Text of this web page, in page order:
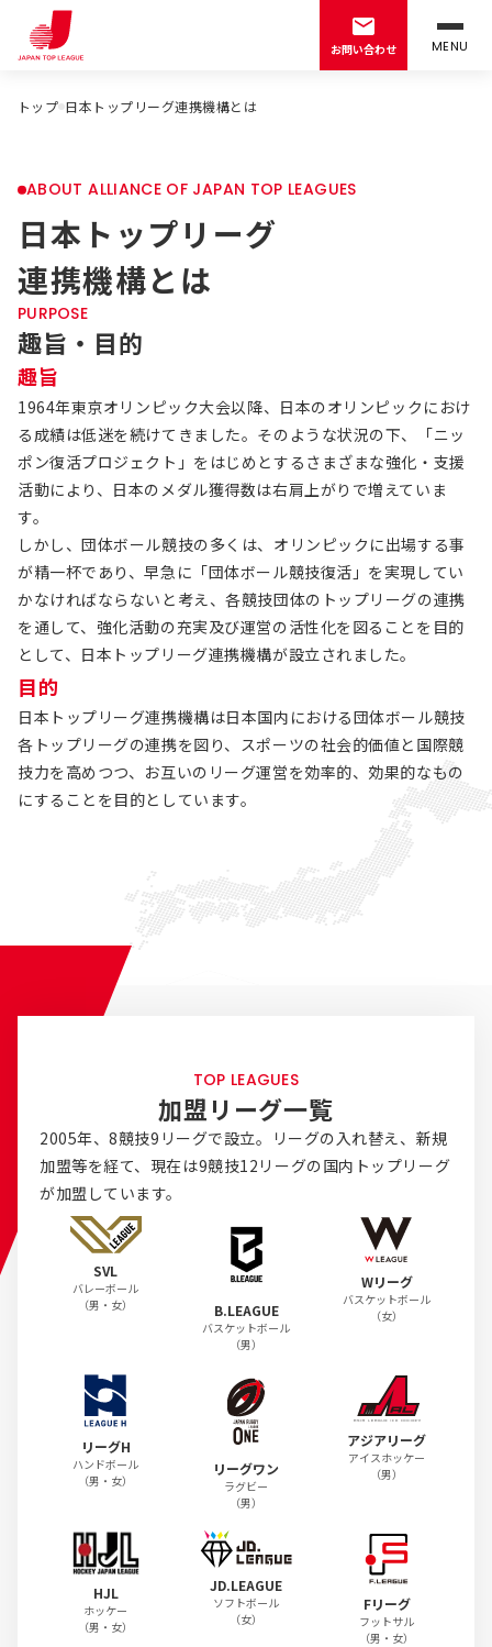
お問い合わせ MENU
トップ 日本トップリーグ連携機構とは
ABOUT ALLIANCE OF JAPAN TOP LEAGUES
日本トップリーグ
連携機構とは
PURPOSE
趣旨・目的
趣旨
1964年東京オリンピック大会以降、日本のオリンピックにおけ
る成績は低迷を続けてきました。そのような状況の下、「ニッ
ポン復活プロジェクト」をはじめとするさまざまな強化・支援
活動により、日本のメダル獲得数は右肩上がりで増えていま
す。
しかし、団体ボール競技の多くは、オリンピックに出場する事
が精一杯であり、早急に「団体ボール競技復活」を実現してい
かなければならないと考え、各競技団体のトップリーグの連携
を通して、強化活動の充実及び運営の活性化を図ることを目的
として、日本トップリーグ連携機構が設立されました。
目的
日本トップリーグ連携機構は日本国内における団体ボール競技
各トップリーグの連携を図り、スポーツの社会的価値と国際競
技力を高めつつ、お互いのリーグ運営を効率的、効果的なもの
にすることを目的としています。
TOP LEAGUES
加盟リーグ一覧
2005年、8競技9リーグで設立。リーグの入れ替え、新規
加盟等を経て、 現在は9競技12リーグの国内トップリーグ
が加盟しています。
SVL
バレーボール
（男・女）
B.LEAGUE
バスケットボール
（男）
Wリーグ
バスケットボール
（女）
リーグH
ハンドボール
（男・女）
リーグワン
ラグビー
（男）
アジアリーグ
アイスホッケー
（男）
HJL
ホッケー
（男・女）
JD.LEAGUE
ソフトボール
（女）
Fリーグ
フットサル
（男・女）